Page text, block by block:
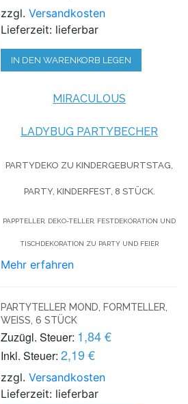
zzgl.Versandkosten
Lieferzeit: lieferbar
IN DEN WARENKORB LEGEN
MIRACULOUS
LADYBUG PARTYBECHER
PARTYDEKO ZU KINDERGEBURTSTAG,
PARTY, KINDERFEST, 8 STÜCK.
PAPPTELLER, DEKO-TELLER, FESTDEKORATION UND
TISCHDEKORATION ZU PARTY UND FEIER
Mehr erfahren
PARTYTELLER MOND, FORMTELLER,
WEISS, 6 STÜCK
Zuzügl. Steuer: 1,84 €
Inkl. Steuer: 2,19 €
zzgl.Versandkosten
Lieferzeit: lieferbar